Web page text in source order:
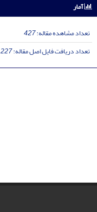
آمار
تعداد مشاهده مقاله:427
تعداد دریافت فایل اصل مقاله:227